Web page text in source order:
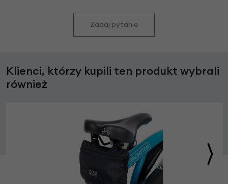
Zadaj pytanie
Klienci, którzy kupili ten produkt wybrali
również